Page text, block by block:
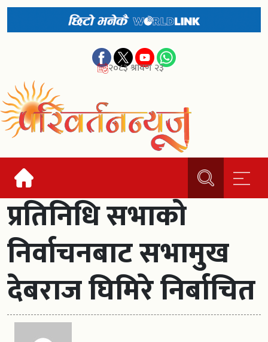
२०८३ श्रावण २३
प्रतिनिधि सभाको
निर्वाचनबाट सभामुख
देबराज घिमिरे निर्बाचित